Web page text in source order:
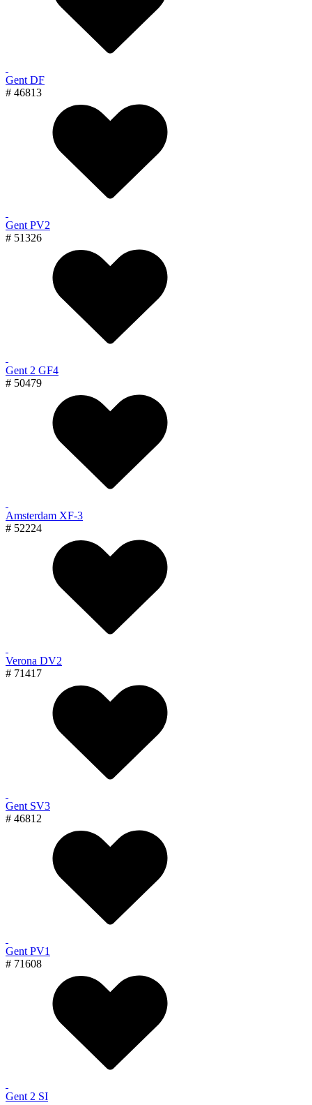
Gent DF
# 46813
Gent PV2
# 51326
Gent 2 GF4
# 50479
Amsterdam XF-3
# 52224
Verona DV2
# 71417
Gent SV3
# 46812
Gent PV1
# 71608
Gent 2 SI